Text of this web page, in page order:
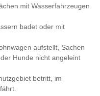
mit Wasserfahrzeugen
badet oder mit
aufstellt, Sachen
Hunde nicht angeleint
betritt, im